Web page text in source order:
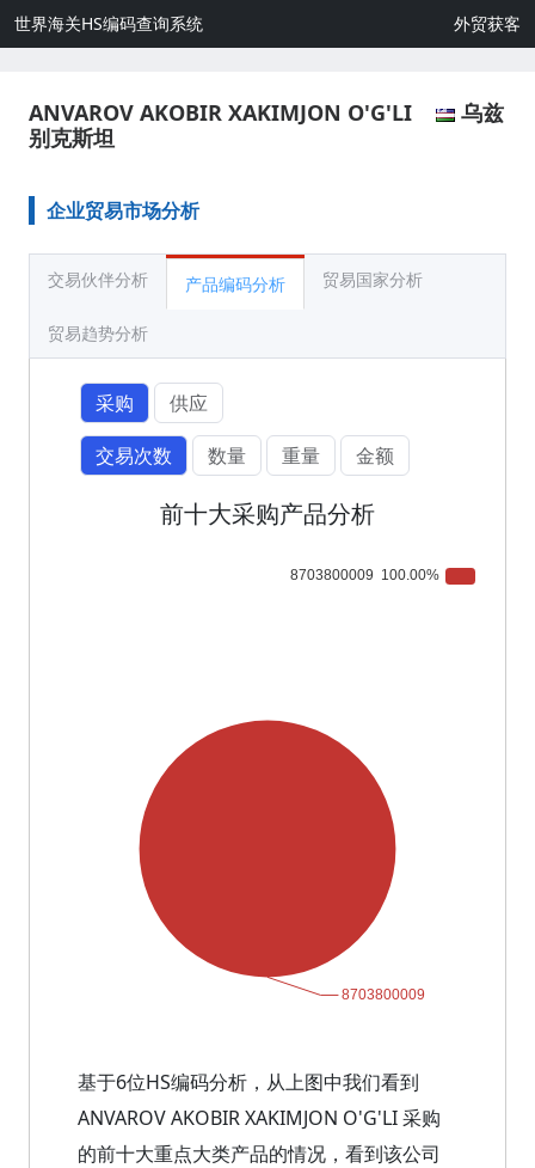
世界海关HS编码查询系统 外贸获客
ANVAROV AKOBIR XAKIMJON O'G'LI
乌兹
别克斯坦
企业贸易市场分析
交易伙伴分析 产品编码分析 贸易国家分析
贸易趋势分析
采购
供应
交易次数
数量 重量 金额
前十大采购产品分析
基于6位HS编码分析，从上图中我们看到
ANVAROV AKOBIR XAKIMJON O'G'LI 采购
的前十大重点大类产品的情况，看到该公司